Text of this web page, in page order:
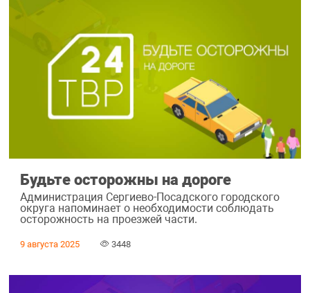
Будьте осторожны на дороге
Администрация Сергиево-Посадского городского
округа напоминает о необходимости соблюдать
осторожность на проезжей части.
9 августа 2025 3448